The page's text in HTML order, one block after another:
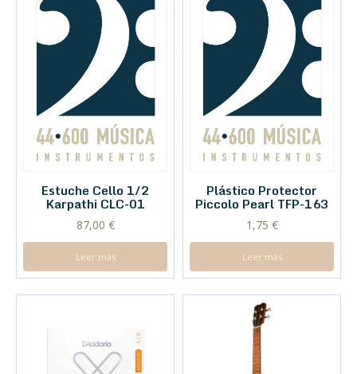
Estuche Cello 1/2
Karpathi CLC-01
87,00 €
Leer más
Plástico Protector
Piccolo Pearl TFP-163
1,75 €
Leer más